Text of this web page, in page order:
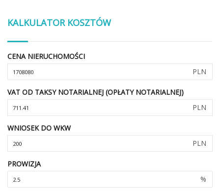
KALKULATOR KOSZTÓW
CENA NIERUCHOMOŚCI
PLN
VAT OD TAKSY NOTARIALNEJ (OPŁATY NOTARIALNEJ)
PLN
WNIOSEK DO WKW
PLN
PROWIZJA
%